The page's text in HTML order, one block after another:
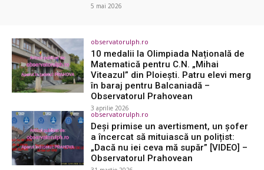
5 mai 2026
observatorulph.ro
10 medalii la Olimpiada Națională de
Matematică pentru C.N. „Mihai
Viteazul” din Ploiești. Patru elevi merg
în baraj pentru Balcaniadă –
Observatorul Prahovean
3 aprilie 2026
observatorulph.ro
Deși primise un avertisment, un șofer
a încercat să mituiască un polițist:
„Dacă nu iei ceva mă supăr” [VIDEO] –
Observatorul Prahovean